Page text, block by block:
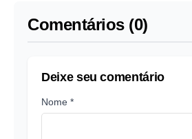
Comentários (0)
Deixe seu comentário
Nome *